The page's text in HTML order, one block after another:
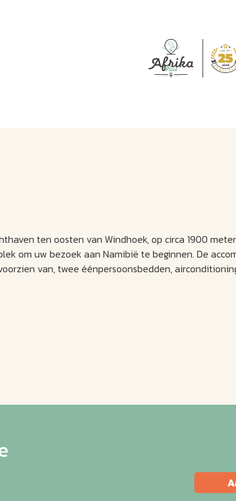
JUBIL EU
ten oosten van Windhoek, op circa 1900
om uw bezoek aan Namibië te beginnen. De
van, twee éénpersoonsbedden,